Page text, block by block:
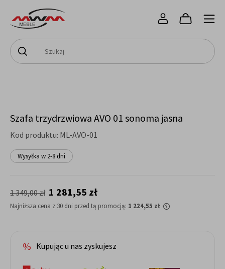
Szafa trzydrzwiowa AVO 01 sonoma jasna
Kod produktu: ML-AVO-01
Wysyłka w 2-8 dni
1 349,00 zł 1 281,55 zł
Najniższa cena z 30 dni przed tą promocją: 1 224,55 zł
Kupując u nas zyskujesz